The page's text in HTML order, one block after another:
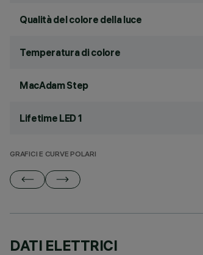
Qualità del colore della luce
Temperatura di colore
MacAdam Step
Lifetime LED 1
GRAFICI E CURVE POLARI
DATI ELETTRICI